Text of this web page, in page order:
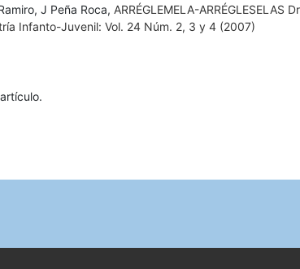
J Peña Roca, ARRÉGLEMELA-ARRÉGLESELAS
Infanto-Juvenil: Vol. 24 Núm. 2, 3 y 4 (2007)